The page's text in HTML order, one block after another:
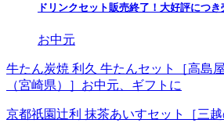
ドリンクセット販売終了！大好評につ
お中元
牛たん炭焼 利久 牛たんセット［高島
（宮崎県）］お中元、ギフトに
京都祇園辻利 抹茶あいすセット［三